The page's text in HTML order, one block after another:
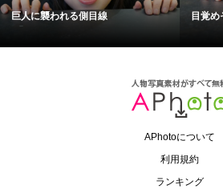
巨人に襲われる側目線 目覚め
APhotoについて
利用規約
ランキング